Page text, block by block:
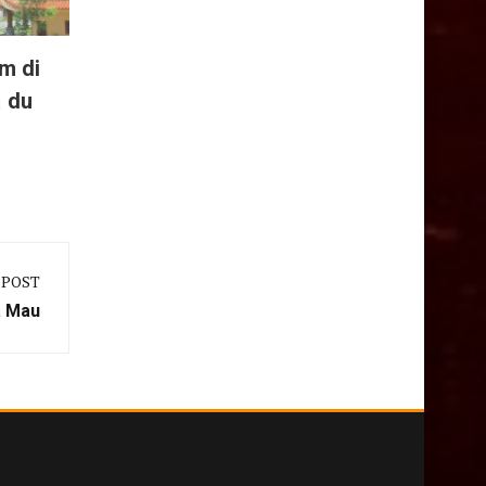
di
du
Mau